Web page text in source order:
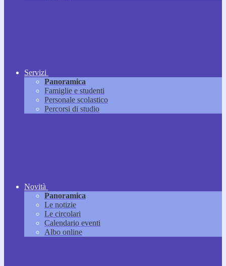
Servizi
Panoramica
Famiglie e studenti
Personale scolastico
Percorsi di studio
Novità
Panoramica
Le notizie
Le circolari
Calendario eventi
Albo online